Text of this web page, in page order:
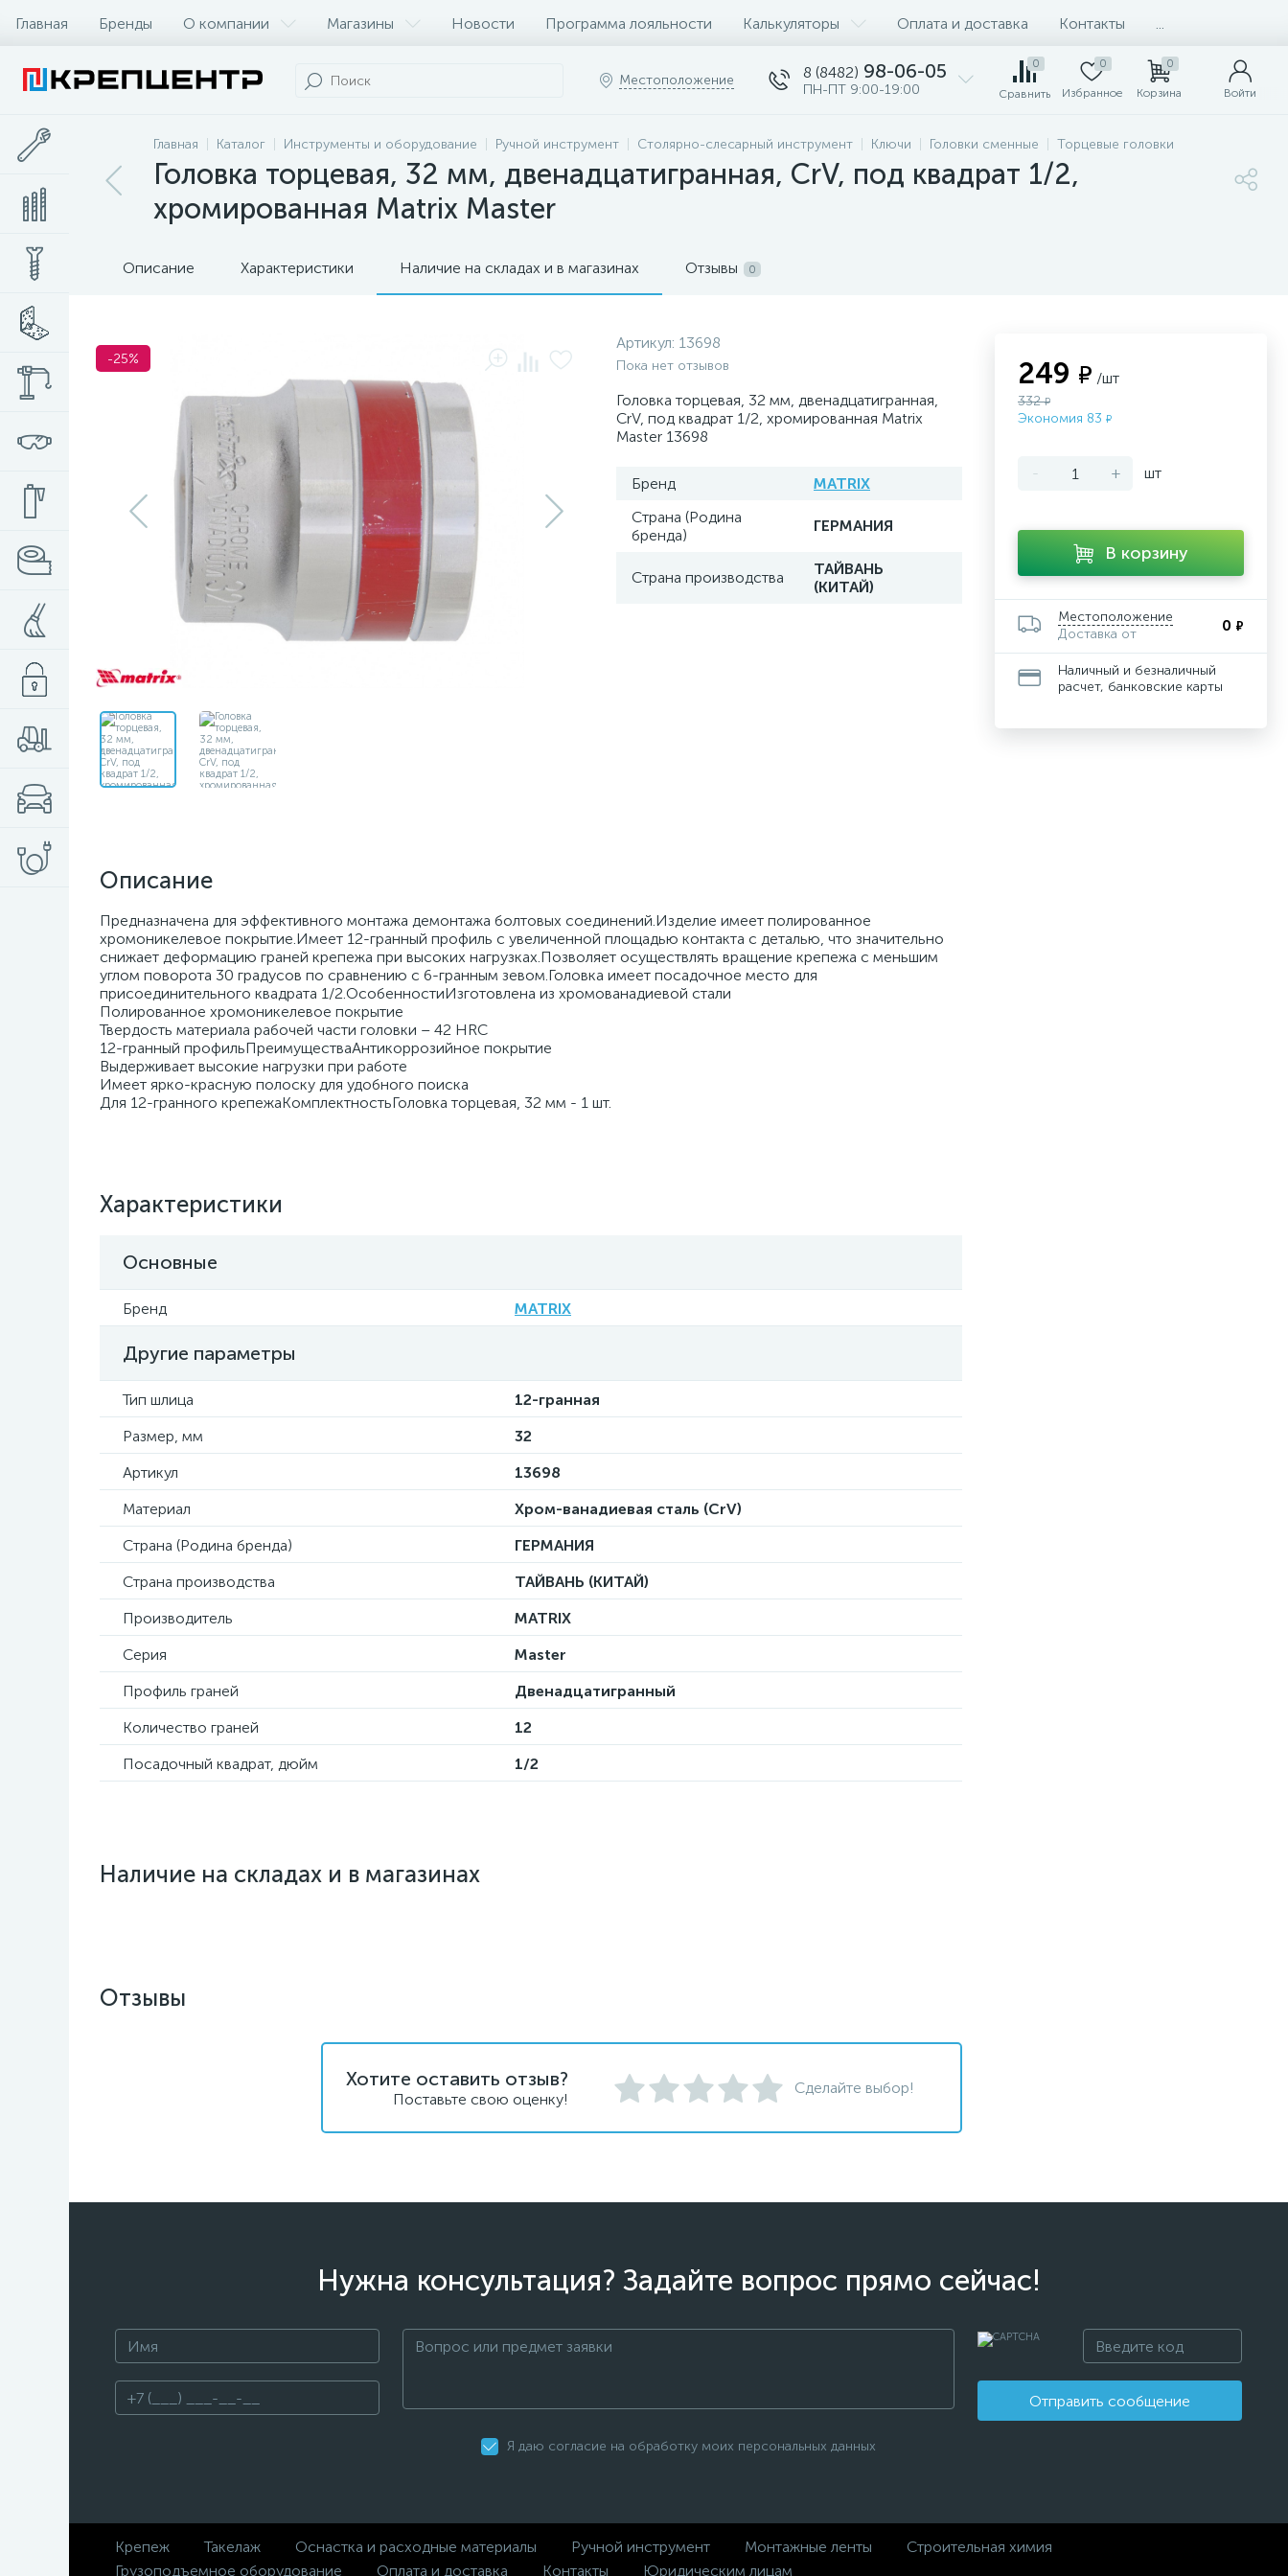
Главная Бренды О компании Магазины Новости Программа лояльности Калькуляторы Оплата и доставка Контакты
Местоположение 8 (8482) 98-06-05
ПН-ПТ 9:00-19:00
0
Сравнить
0
Избранное
0
Корзина Войти
Главная Каталог Инструменты и оборудование Ручной инструмент Столярно-слесарный инструмент Ключи Головки сменные Торцевые головки
Головка торцевая, 32 мм, двенадцатигранная, CrV, под квадрат 1/2,
хромированная Matrix Master
Описание Характеристики Наличие на складах и в магазинах Отзывы 0
-25%
Артикул: 13698
Пока нет отзывов
Головка торцевая, 32 мм, двенадцатигранная,
CrV, под квадрат 1/2, хромированная Matrix
Master 13698
Бренд
MATRIX
Страна (Родина
бренда)
ГЕРМАНИЯ
Страна производства
ТАЙВАНЬ
(КИТАЙ)
Описание
Предназначена для эффективного монтажа демонтажа болтовых соединений.Изделие имеет полированное
хромоникелевое покрытие.Имеет 12-гранный профиль с увеличенной площадью контакта с деталью, что значительно
снижает деформацию граней крепежа при высоких нагрузках.Позволяет осуществлять вращение крепежа с меньшим
углом поворота 30 градусов по сравнению с 6-гранным зевом.Головка имеет посадочное место для
присоединительного квадрата 1/2.ОсобенностиИзготовлена из хромованадиевой стали
Полированное хромоникелевое покрытие
Твердость материала рабочей части головки – 42 HRС
12-гранный профильПреимуществаАнтикоррозийное покрытие
Выдерживает высокие нагрузки при работе
Имеет ярко-красную полоску для удобного поиска
Для 12-гранного крепежаКомплектностьГоловка торцевая, 32 мм - 1 шт.
Характеристики
Основные
Бренд MATRIX
Другие параметры
Тип шлица
12-гранная
Размер, мм
32
Артикул
13698
Материал
Хром-ванадиевая сталь (CrV)
Страна (Родина бренда)
ГЕРМАНИЯ
Страна производства
ТАЙВАНЬ (КИТАЙ)
Производитель
MATRIX
Серия
Master
Профиль граней
Двенадцатигранный
Количество граней
12
Посадочный квадрат, дюйм
1/2
Наличие на складах и в магазинах
249 ₽ /шт
332₽
Экономия 83 ₽
- + шт
В корзину
Местоположение
Доставка от
0 ₽
Наличный и безналичный
расчет, банковские карты
Отзывы
Хотите оставить отзыв?
Поставьте свою оценку!
Сделайте выбор!
Нужна консультация? Задайте вопрос прямо сейчас!
Отправить сообщение
Я даю согласие на обработку моих персональных данных
Крепеж Такелаж Оснастка и расходные материалы Ручной инструмент Монтажные ленты
Строительная химия
Грузоподъемное оборудование
Оплата и доставка Контакты Юридическим лицам